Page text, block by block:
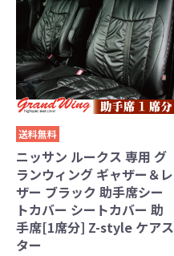
送料無料
ニッサン ルークス 専用 グ
ランウィング ギャザー＆レ
ザー ブラック 助手席シー
トカバー シートカバー 助
手席[1席分] Z-style ケアス
ター